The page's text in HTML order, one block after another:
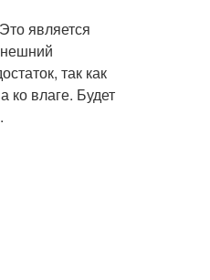
является
так как
ко влаге. Будет